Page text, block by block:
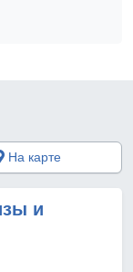
На карте
и